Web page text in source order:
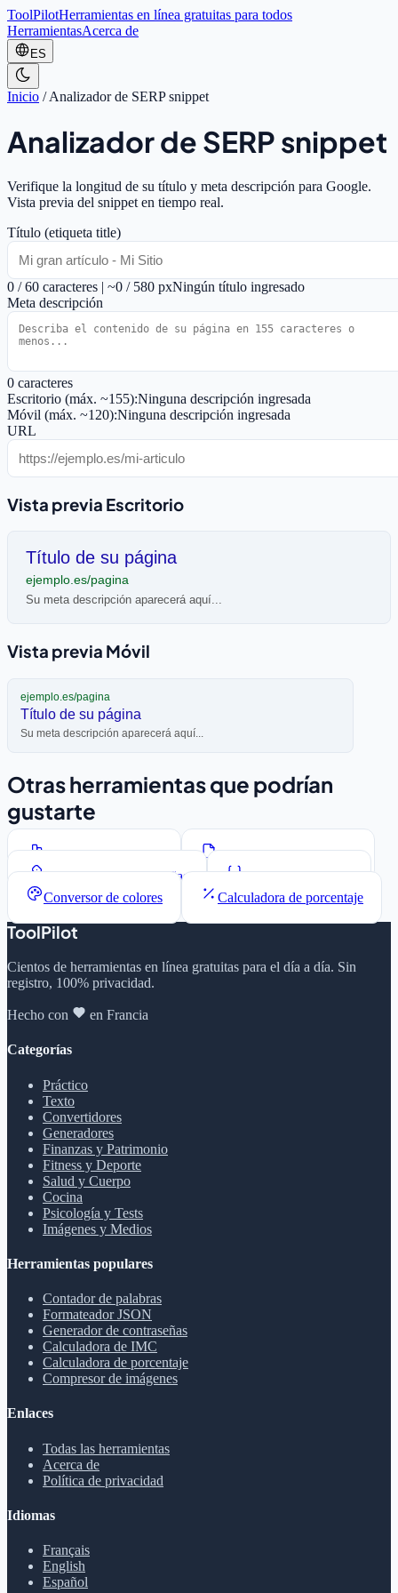
ToolPilotHerramientas en línea gratuitas para todos
HerramientasAcerca de
ES
Inicio /Analizador de SERP snippet
Analizador de SERP snippet
Verifique la longitud de su título y meta descripción para Google.
Vista previa del snippet en tiempo real.
Título (etiqueta title)
0 / 60 caracteres | ~0 / 580 pxNingún título ingresado
Meta descripción
0 caracteres
Escritorio (máx. ~155):Ninguna descripción ingresada
Móvil (máx. ~120):Ninguna descripción ingresada
URL
Vista previa Escritorio
Título de su página
ejemplo.es/pagina
Su meta descripción aparecerá aquí...
Vista previa Móvil
ejemplo.es/pagina
Título de su página
Su meta descripción aparecerá aquí...
Otras herramientas que podrían
gustarte
Contador de palabras
Generador Lorem Ipsum
Generador de contraseñas
Formateador JSON
Conversor de colores
Calculadora de porcentaje
ToolPilot
Cientos de herramientas en línea gratuitas para el día a día. Sin
registro, 100% privacidad.
Hecho con en Francia
Categorías
Práctico
Texto
Convertidores
Generadores
Finanzas y Patrimonio
Fitness y Deporte
Salud y Cuerpo
Cocina
Psicología y Tests
Imágenes y Medios
Herramientas populares
Contador de palabras
Formateador JSON
Generador de contraseñas
Calculadora de IMC
Calculadora de porcentaje
Compresor de imágenes
Enlaces
Todas las herramientas
Acerca de
Política de privacidad
Idiomas
Français
English
Español